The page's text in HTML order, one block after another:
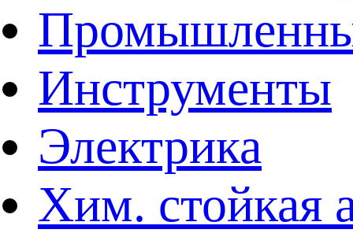
Инструменты
Электрика
Хим. стойкая